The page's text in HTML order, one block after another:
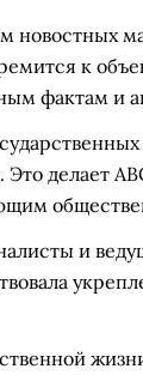
новостных
к
фактам и
Это делает
и